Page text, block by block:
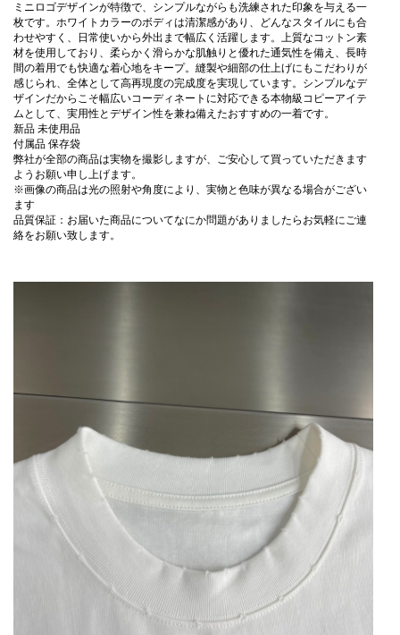
ミニロゴデザインが特徴で、シンプルながらも洗練された印象を与える一
枚です。ホワイトカラーのボディは清潔感があり、どんなスタイルにも合
わせやすく、日常使いから外出まで幅広く活躍します。上質なコットン素
材を使用しており、柔らかく滑らかな肌触りと優れた通気性を備え、長時
間の着用でも快適な着心地をキープ。縫製や細部の仕上げにもこだわりが
感じられ、全体として高再現度の完成度を実現しています。シンプルなデ
ザインだからこそ幅広いコーディネートに対応できる本物級コピーアイテ
ムとして、実用性とデザイン性を兼ね備えたおすすめの一着です。
新品 未使用品
付属品 保存袋
弊社が全部の商品は実物を撮影しますが、ご安心して買っていただきます
ようお願い申し上げます。
※画像の商品は光の照射や角度により、実物と色味が異なる場合がござい
ます
品質保証：お届いた商品についてなにか問題がありましたらお気軽にご連
絡をお願い致します。